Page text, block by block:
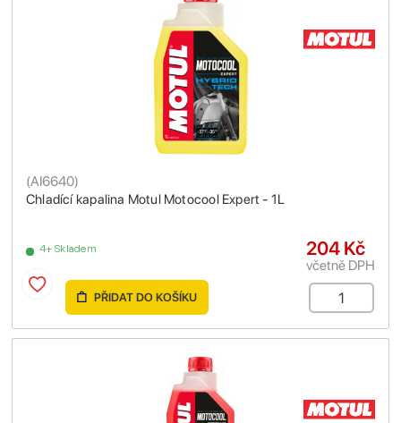
Chladící kapalina Motul Motocool Expert - 1L
(AI6640)
4+ Skladem 204 Kč
včetně DPH
PŘIDAT DO KOŠÍKU